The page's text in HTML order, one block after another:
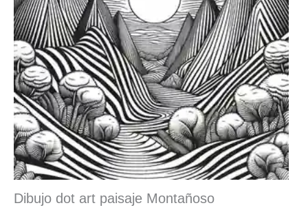
Dibujo dot art paisaje Montañoso